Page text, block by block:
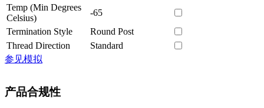
Temp (Min Degrees
Celsius)
-65
Termination Style
Round Post
Thread Direction
Standard
参见模拟
产品合规性